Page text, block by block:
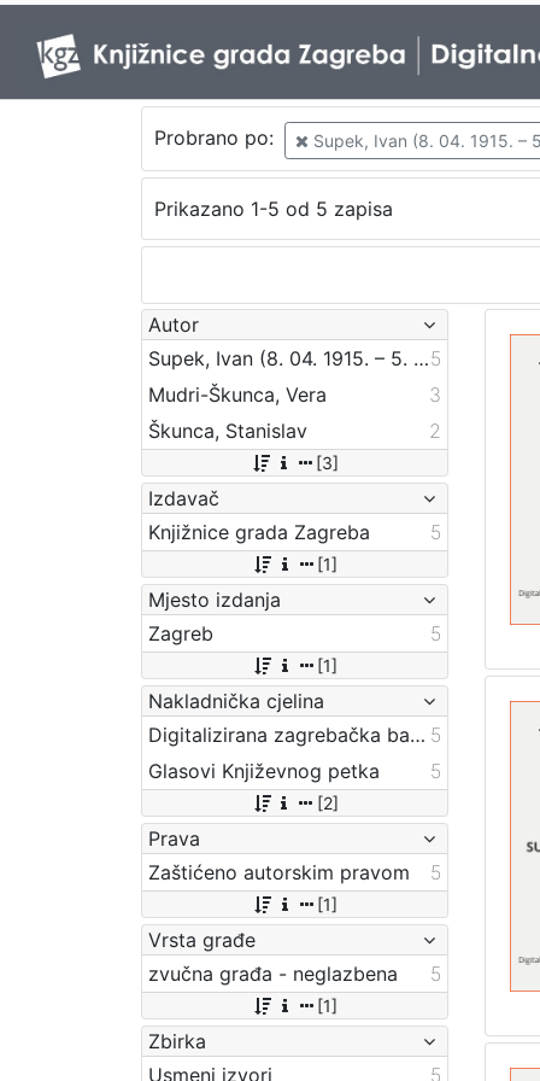
Probrano po: Supek, Ivan (8. 04. 1915. –
Prikazano 1-5 od 5 zapisa
Autor
Supek, Ivan (8. 04. 1915. – 5. 03. 2007.)5
Mudri-Škunca, Vera
3
Škunca, Stanislav
2
[3]
Izdavač
Knjižnice grada Zagreba
5
[1]
Mjesto izdanja
Zagreb
5
[1]
Nakladnička cjelina
Digitalizirana zagrebačka baština 5
Glasovi Književnog petka
5
[2]
Prava
Zaštićeno autorskim pravom
5
[1]
Vrsta građe
zvučna građa - neglazbena
5
[1]
Zbirka
Usmeni izvori
5